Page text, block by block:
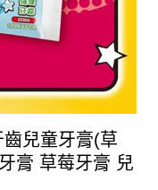
兒童牙膏(草
膏 草莓牙膏 兒